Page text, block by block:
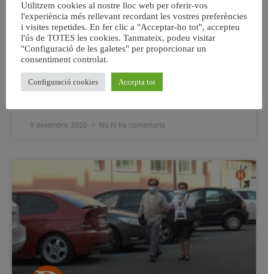
La Conselleria d’Economia Sostenible, Sectors
Productius, Comerç i Treball ha publicat esta setmana,
en el Diari Oficial de la Generalitat Valenciana, la
convocatòria anticipada d’ajudes per a les associacions
de persones autònomes per a l’exercici 2021. La quantia
d’estes ajudes ascendeix a 300.000 euros. Mitjançant
una resolució de la directora
9 desembre, 2020 No hi ha comentaris
Utilitzem cookies al nostre lloc web per oferir-vos
l'experiència més rellevant recordant les vostres preferències
i visites repetides. En fer clic a "Acceptar-ho tot", accepteu
l'ús de TOTES les cookies. Tanmateix, podeu visitar
"Configuració de les galetes" per proporcionar un
consentiment controlat.
Configuració cookies Accepta tot